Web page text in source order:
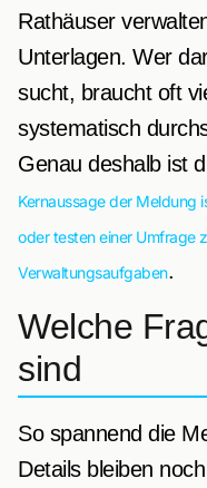
Rathäuser
Unterlagen. Wer
sucht, braucht oft
systematisch
Genau deshalb ist
Kernaussage der Meldung
oder testen einer Umfrage
Verwaltungsaufgaben.
Welche
sind
So spannend die
Details bleiben